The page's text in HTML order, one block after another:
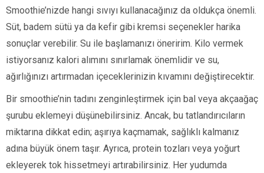
Smoothie’nizde hangi sıvıyı kullanacağınız da oldukça önemli.
Süt, badem sütü ya da kefir gibi kremsi seçenekler harika
sonuçlar verebilir. Su ile başlamanızı öneririm. Kilo vermek
istiyorsanız kalori alımını sınırlamak önemlidir ve su,
ağırlığınızı artırmadan içeceklerinizin kıvamını değiştirecektir.
Bir smoothie’nin tadını zenginleştirmek için bal veya akçaağaç
şurubu eklemeyi düşünebilirsiniz. Ancak, bu tatlandırıcıların
miktarına dikkat edin; aşırıya kaçmamak, sağlıklı kalmanız
adına büyük önem taşır. Ayrıca, protein tozları veya yoğurt
ekleyerek tok hissetmeyi artırabilirsiniz. Her yudumda